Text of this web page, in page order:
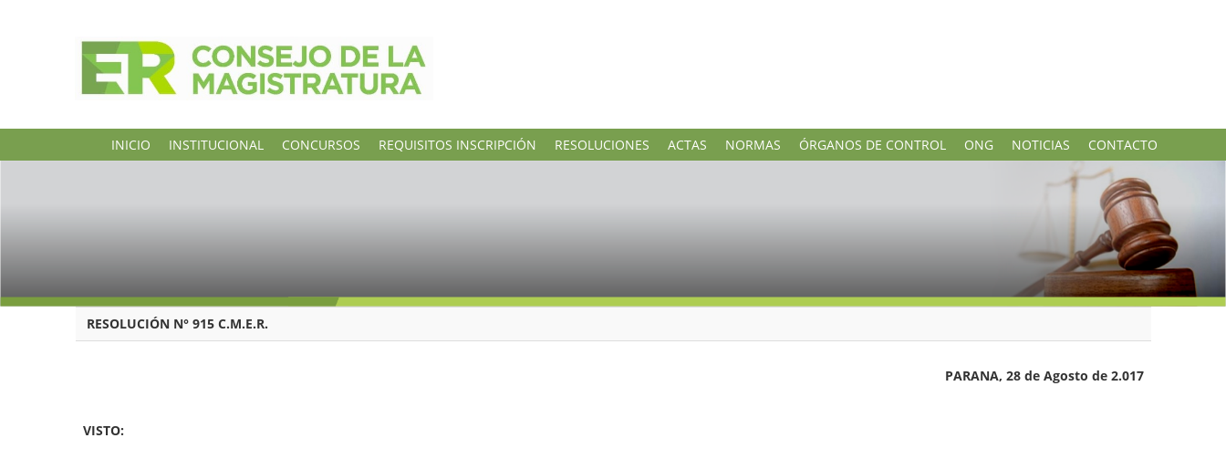
INICIO INSTITUCIONAL CONCURSOS REQUISITOS INSCRIPCIÓN RESOLUCIONES ACTAS NORMAS ÓRGANOS DE CONTROL ONG NOTICIAS CONTACTO
RESOLUCIÓN N° 915 C.M.E.R.
PARANA, 28 de Agosto de 2.017
VISTO: